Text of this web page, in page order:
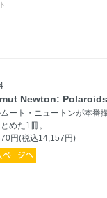
Newton:
ート・ニュートンが本番
めた1冊。
円(税込14,157円)